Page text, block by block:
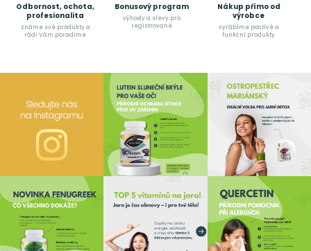
Odbornost, ochota,
profesionalita
známe své produkty a
rádi Vám poradíme
Bonusový program
výhody a slevy pro
registrované
Nákup přímo od
výrobce
vyrábíme poctívé a
funkční produkty